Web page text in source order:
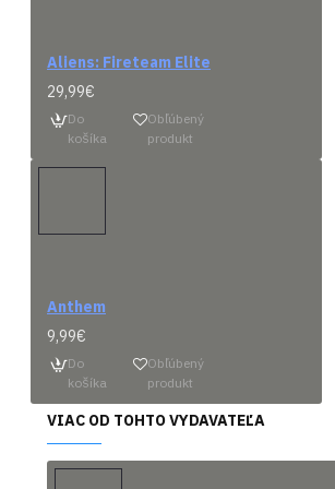
Aliens: Fireteam Elite
29,99€
Do
košíka
Obľúbený
produkt
Anthem
9,99€
Do
košíka
Obľúbený
produkt
VIAC OD TOHTO VYDAVATEĽA